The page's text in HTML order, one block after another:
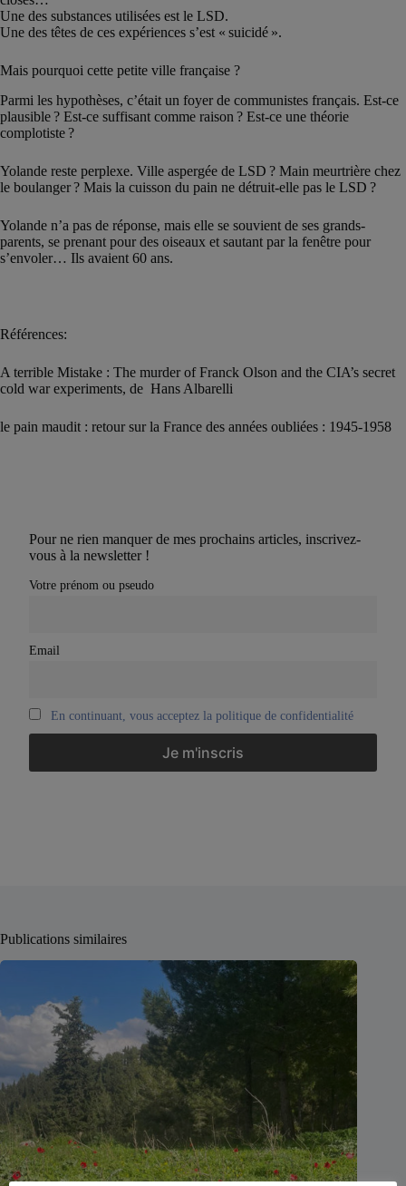
Une des substances utilisées est le LSD.
Une des têtes de ces expériences s’est « suicidé ».
Mais pourquoi cette petite ville française ?
Parmi les hypothèses, c’était un foyer de communistes français. Est-ce
plausible ? Est-ce suffisant comme raison ? Est-ce une théorie
complotiste ?
Yolande reste perplexe. Ville aspergée de LSD ? Main meurtrière chez
le boulanger ? Mais la cuisson du pain ne détruit-elle pas le LSD ?
Yolande n’a pas de réponse, mais elle se souvient de ses grands-
parents, se prenant pour des oiseaux et sautant par la fenêtre pour
s’envoler… Ils avaient 60 ans.
Références:
A terrible Mistake : The murder of Franck Olson and the CIA’s secret
cold war experiments, de Hans Albarelli
le pain maudit : retour sur la France des années oubliées : 1945-1958
Pour ne rien manquer de mes prochains articles, inscrivez-
vous à la newsletter !
Votre prénom ou pseudo
Email
En continuant, vous acceptez la politique de confidentialité
Publications similaires